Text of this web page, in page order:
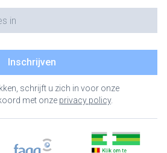
Inschrijven
schrijft u zich in voor onze
met onze privacy policy.